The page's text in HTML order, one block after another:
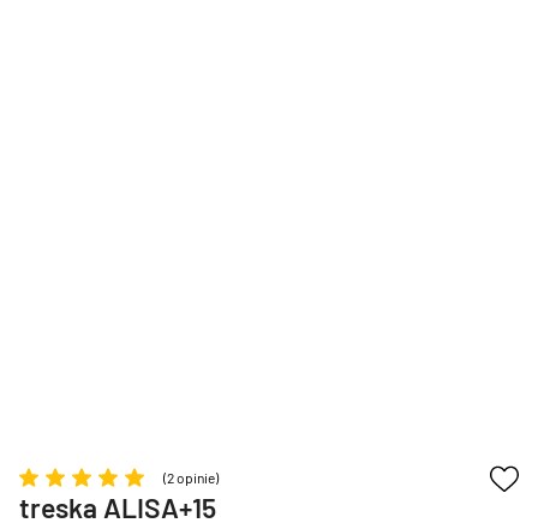
(2 opinie)
treska ALISA+15